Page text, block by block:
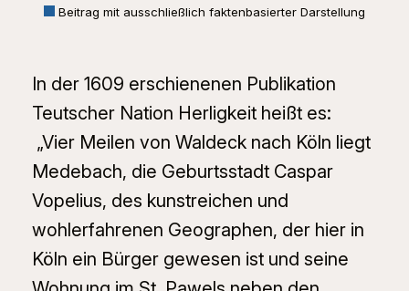
Beitrag mit ausschließlich faktenbasierter Darstellung
In der 1609 erschienenen Publikation
Teutscher Nation Herligkeitheißt es:
„Vier Meilen von Waldeck nach Köln liegt
Medebach, die Geburtsstadt Caspar
Vopelius, des kunstreichen und
wohlerfahrenen Geographen, der hier in
Köln ein Bürger gewesen ist und seine